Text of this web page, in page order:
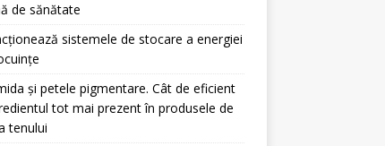
de sănătate
sistemele de stocare a energiei
și petele pigmentare. Cât de eficient
tot mai prezent în produsele de
tenului